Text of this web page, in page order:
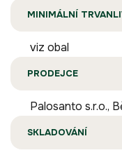
MINIMÁLNÍ
viz obal
PRODEJCE
Palosanto s.r.o.,
SKLADOVÁNÍ